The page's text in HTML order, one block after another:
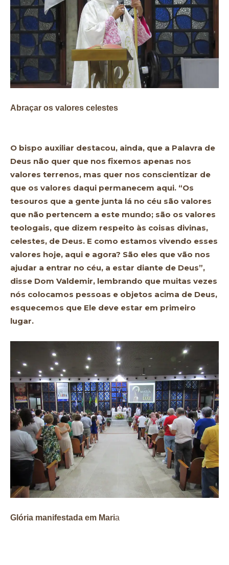
Abraçar os valores celestes
O bispo auxiliar destacou, ainda, que a Palavra de
Deus não quer que nos fixemos apenas nos
valores terrenos, mas quer nos conscientizar de
que os valores daqui permanecem aqui. “Os
tesouros que a gente junta lá no céu são valores
que não pertencem a este mundo; são os valores
teologais, que dizem respeito às coisas divinas,
celestes, de Deus. E como estamos vivendo esses
valores hoje, aqui e agora? São eles que vão nos
ajudar a entrar no céu, a estar diante de Deus”,
disse Dom Valdemir, lembrando que muitas vezes
nós colocamos pessoas e objetos acima de Deus,
esquecemos que Ele deve estar em primeiro
lugar.
Glória manifestada em Maria